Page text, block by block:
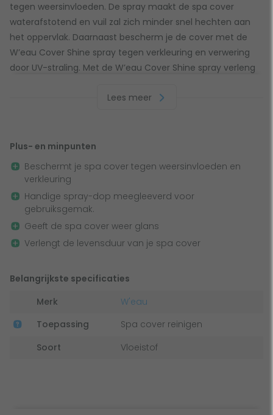
tegen weersinvloeden. De spray maakt de spa cover
waterafstotend en vuil zal zich minder snel hechten aan
het oppervlak. Daarnaast bescherm je de cover met de
W’eau Cover Shine spray tegen verkleuring en verwering
door UV-straling. Met de W’eau Cover Shine spray verleng
spa cover
Verdeel het met een droge, pluisvrije doek en maak
draaiende bewegingen, net zolang totdat de cover
weer begint te glanzen
Veiligheidsvoorschrift W’eau Cover Shine spray
Houdt het product buiten bereik van kinderen en bewaar
plek. Lees altijd de veiligheidsvoorschriften op de
verpakking.
Lees meer
Plus- en minpunten
Beschermt je spa cover tegen weersinvloeden en
verkleuring
Handige spray-dop meegleeverd voor
gebruiksgemak.
Geeft de spa cover weer glans
Verlengt de levensduur van je spa cover
Belangrijkste specificaties
Merk
W'eau
Toepassing
Spa cover reinigen
Soort
Vloeistof